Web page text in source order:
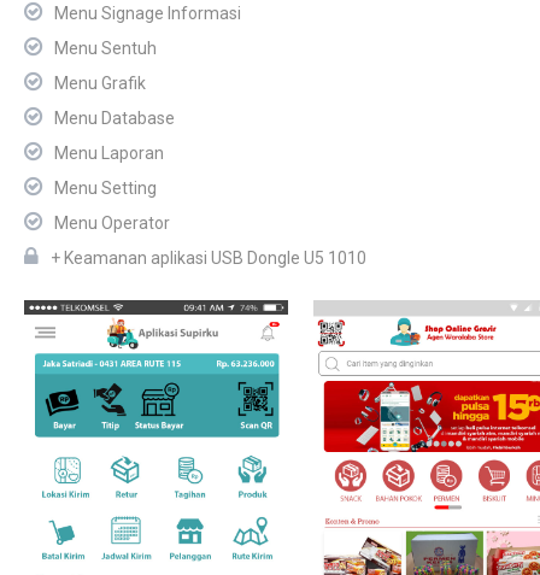
Menu Signage Informasi
Menu Sentuh
Menu Grafik
Menu Database
Menu Laporan
Menu Setting
Menu Operator
+ Keamanan aplikasi USB Dongle U5 1010